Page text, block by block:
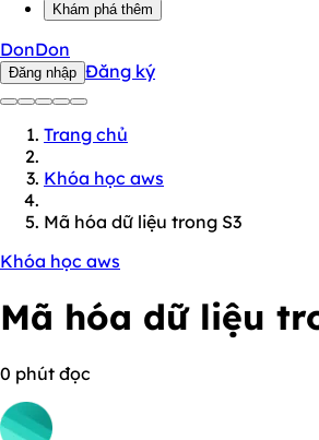
Khám phá thêm
DonDon
Đăng nhập Đăng ký
Trang chủ
Khóa học aws
Mã hóa dữ liệu trong S3
Khóa học aws
Mã hóa dữ liệu
0 phút đọc